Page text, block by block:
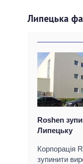
Липецька
Roshen
Липецьку
Корпорація
зупинити